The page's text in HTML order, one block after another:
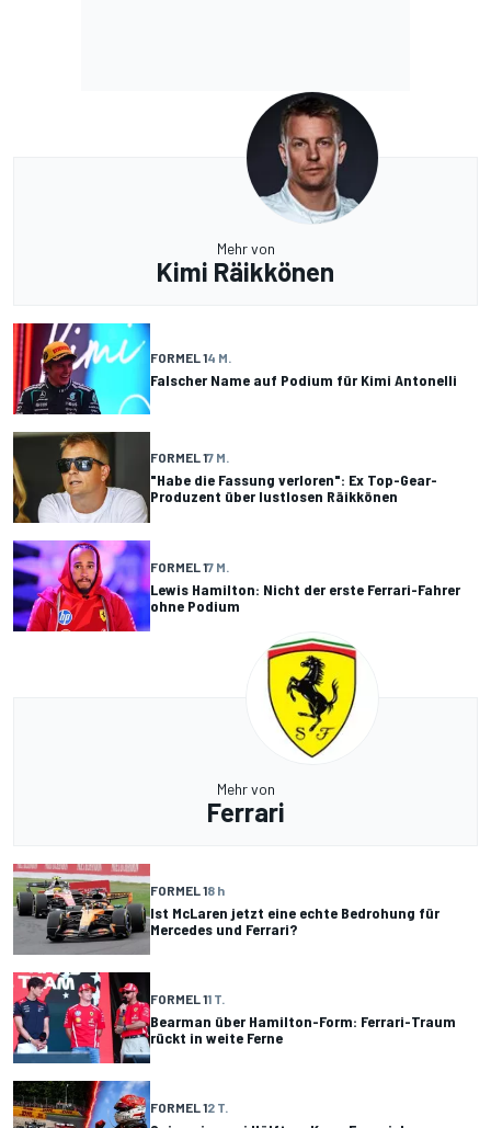
Mehr von
Kimi Räikkönen
FORMEL 14 M.
Falscher Name auf Podium für Kimi Antonelli
FORMEL 17 M.
"Habe die Fassung verloren": Ex Top-Gear-
Produzent über lustlosen Räikkönen
FORMEL 17 M.
Lewis Hamilton: Nicht der erste Ferrari-Fahrer
ohne Podium
Mehr von
Ferrari
FORMEL 18 h
Ist McLaren jetzt eine echte Bedrohung für
Mercedes und Ferrari?
FORMEL 11 T.
Bearman über Hamilton-Form: Ferrari-Traum
rückt in weite Ferne
FORMEL 12 T.